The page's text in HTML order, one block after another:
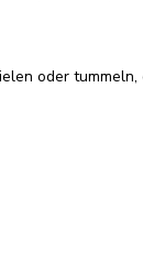
oder tummeln,